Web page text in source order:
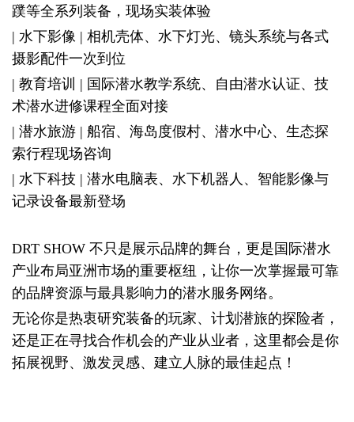
蹼等全系列装备，现场实装体验
| 水下影像 | 相机壳体、水下灯光、镜头系统与各式
摄影配件一次到位
| 教育培训 | 国际潜水教学系统、自由潜水认证、技
术潜水进修课程全面对接
| 潜水旅游 | 船宿、海岛度假村、潜水中心、生态探
索行程现场咨询
| 水下科技 | 潜水电脑表、水下机器人、智能影像与
记录设备最新登场
DRT SHOW 不只是展示品牌的舞台，更是国际潜水
产业布局亚洲市场的重要枢纽，让你一次掌握最可靠
的品牌资源与最具影响力的潜水服务网络。
无论你是热衷研究装备的玩家、计划潜旅的探险者，
还是正在寻找合作机会的产业从业者，这里都会是你
拓展视野、激发灵感、建立人脉的最佳起点！